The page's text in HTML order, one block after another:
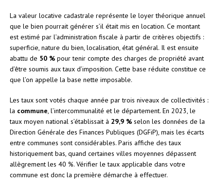
La valeur locative cadastrale représente le loyer théorique annuel
que le bien pourrait générer s’il était mis en location. Ce montant
est estimé par l’administration fiscale à partir de critères objectifs :
superficie, nature du bien, localisation, état général. Il est ensuite
abattu de 50 % pour tenir compte des charges de propriété avant
d’être soumis aux taux d’imposition. Cette base réduite constitue ce
que l’on appelle la base nette imposable.
Les taux sont votés chaque année par trois niveaux de collectivités :
la commune , l’intercommunalité et le département. En 2023, le
taux moyen national s’établissait à 29,9 % selon les données de la
Direction Générale des Finances Publiques (DGFiP), mais les écarts
entre communes sont considérables. Paris affiche des taux
historiquement bas, quand certaines villes moyennes dépassent
allègrement les 40 %. Vérifier le taux applicable dans votre
commune est donc la première démarche à effectuer.